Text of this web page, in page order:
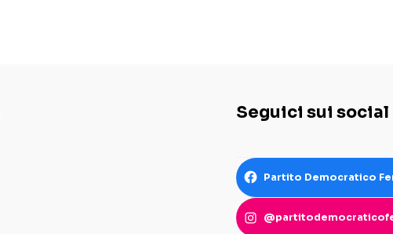
Seguici sui social
Partito Democratico